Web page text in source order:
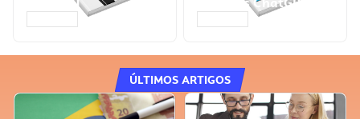
ÚLTIMOS ARTIGOS